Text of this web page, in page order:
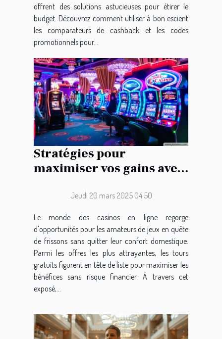
offrent des solutions astucieuses pour étirer le
budget. Découvrez comment utiliser à bon escient
les comparateurs de cashback et les codes
promotionnels pour...
Stratégies pour
maximiser vos gains avec
Jeudi 20 mars 2025 04:50
Le monde des casinos en ligne regorge
d'opportunités pour les amateurs de jeux en quête
de frissons sans quitter leur confort domestique.
Parmi les offres les plus attrayantes, les tours
gratuits figurent en tête de liste pour maximiser les
bénéfices sans risque financier. À travers cet
exposé,...